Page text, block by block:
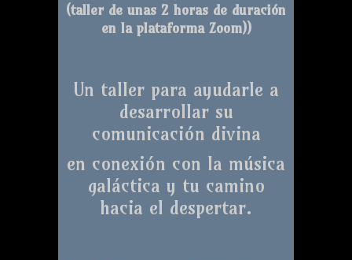
(taller de unas 2 horas de duración
en la plataforma Zoom))
Un taller para ayudarle a
desarrollar su
comunicación divina
en conexión con la música
galáctica y tu camino
hacia el despertar.